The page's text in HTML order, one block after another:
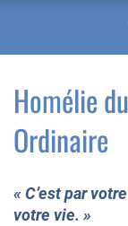
Homélie
Ordinaire
« C’est par
votre vie. »